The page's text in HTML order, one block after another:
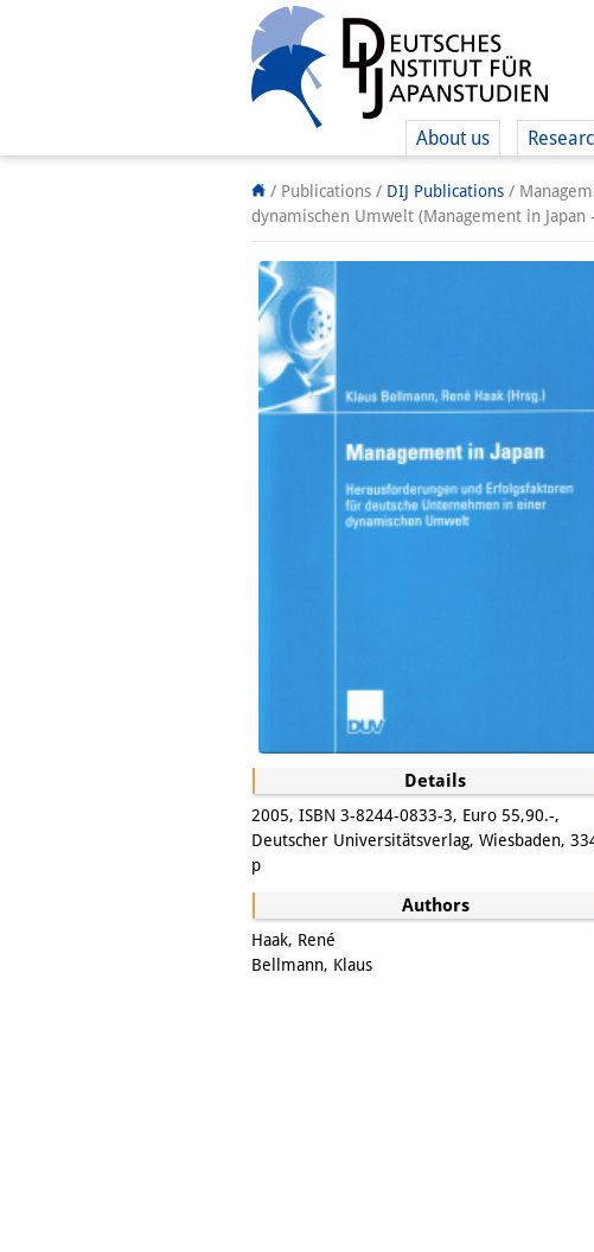
About us
/ Publications / DIJ Publications /
dynamischen Umwelt (Management in
Details
2005, ISBN 3-8244-0833-3, Euro 55,90.-,
Deutscher Universitätsverlag, Wiesbaden,
p
Authors
Haak, René
Bellmann, Klaus